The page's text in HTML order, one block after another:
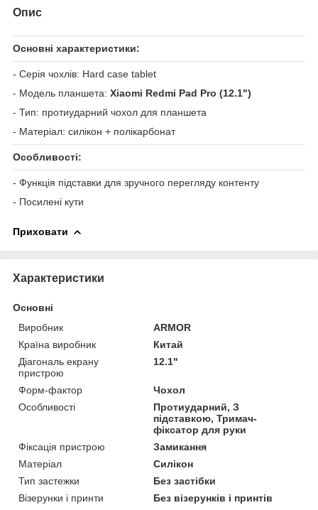
Опис
Основні характеристики:
- Серія чохлів: Hard case tablet
- Модель планшета: Xiaomi Redmi Pad Pro (12.1")
- Тип: протиударний чохол для планшета
- Матеріал: силікон + полікарбонат
Особливості:
- Функція підставки для зручного перегляду контенту
- Посилені кути
Приховати
Характеристики
Основні
Виробник
ARMOR
Країна виробник
Китай
Діагональ екрану
пристрою
12.1"
Форм-фактор
Чохол
Особливості
Протиударний, З
підставкою, Тримач-
фіксатор для руки
Фіксація пристрою
Замикання
Матеріал
Силікон
Тип застежки
Без застібки
Візерунки і принти
Без візерунків і принтів